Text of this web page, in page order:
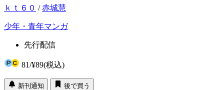
ｋｔ６０ /赤城慧
少年・青年マンガ
先行配信
81/¥89(税込)
新刊通知
後で買う